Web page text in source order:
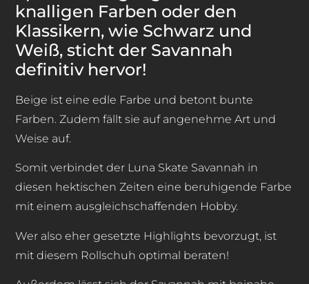
knalligen Farben oder den
Klassikern, wie Schwarz und
Weiß, sticht der Savannah
definitiv hervor!
Beige ist eine edle Farbe und betont bunte
Farben. Zudem fällt sie auf angenehme Art und
Weise auf.
Somit verbindet der Luna Skate Savannah in
diesen hektischen Zeiten eine beruhigende Farbe
mit einem ausgleichschaffenden Hobby.
Wer also eher gesetzte Highlights bevorzugt, ist
mit diesem Rollschuh optimal beraten!